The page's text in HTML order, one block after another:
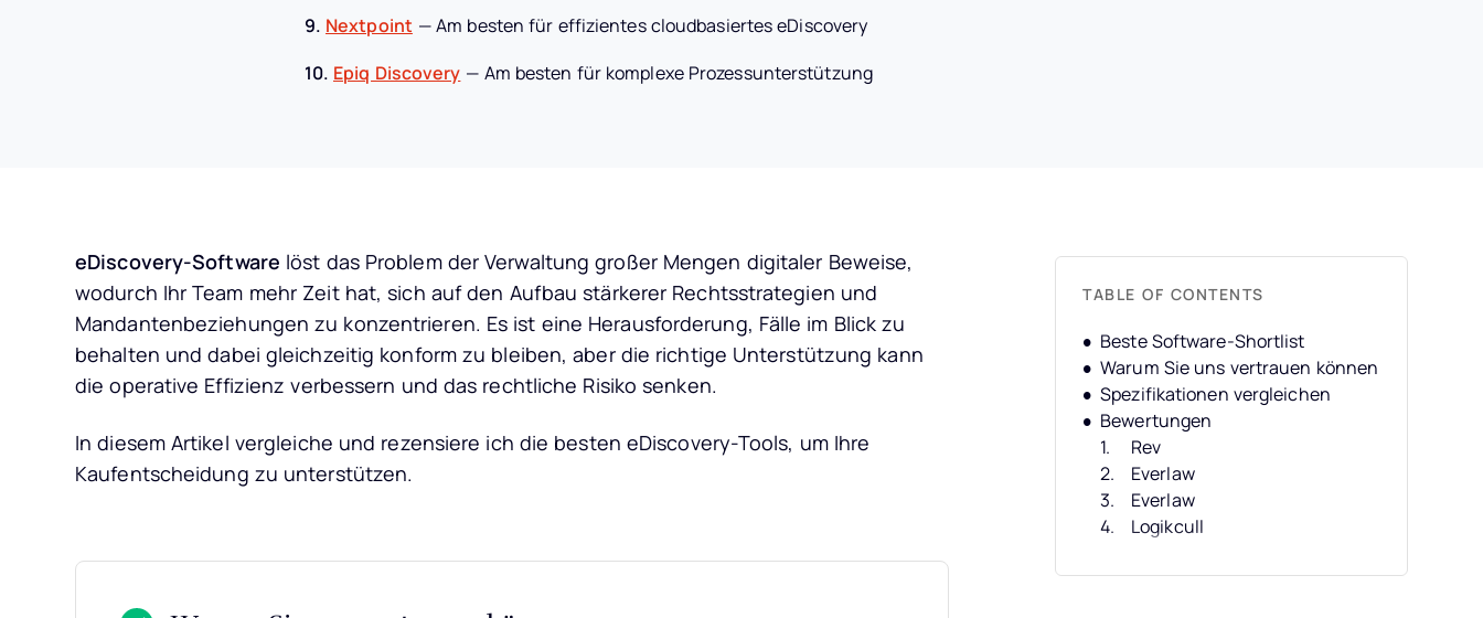
9. Nextpoint —Am besten für effizientes cloudbasiertes eDiscovery
10. Epiq Discovery — Am besten für komplexe Prozessunterstützung
eDiscovery-Software löst das Problem der Verwaltung großer Mengen digitaler Beweise,
wodurch Ihr Team mehr Zeit hat, sich auf den Aufbau stärkerer Rechtsstrategien und
Mandantenbeziehungen zu konzentrieren. Es ist eine Herausforderung, Fälle im Blick zu
behalten und dabei gleichzeitig konform zu bleiben, aber die richtige Unterstützung kann
die operative Effizienz verbessern und das rechtliche Risiko senken.
In diesem Artikel vergleiche und rezensiere ich die besten eDiscovery-Tools, um Ihre
Kaufentscheidung zu unterstützen.
TABLE OF CONTENTS
Beste Software-Shortlist
Warum Sie uns vertrauen können
Spezifikationen vergleichen
Bewertungen
Rev
Everlaw
Everlaw
Logikcull
DISCO Ediscovery